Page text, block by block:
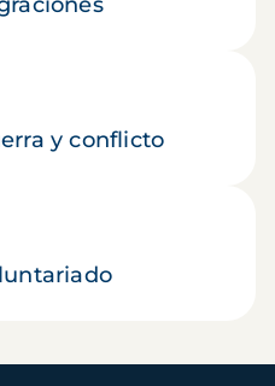
y conflicto